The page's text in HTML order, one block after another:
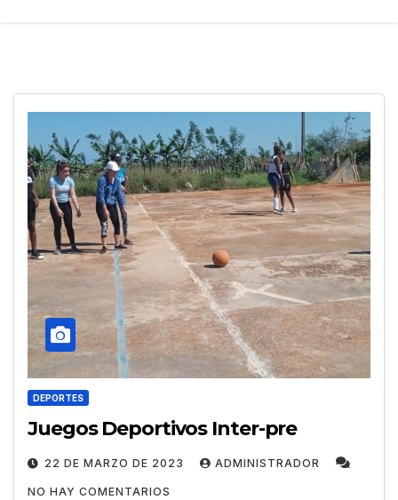
DEPORTES
Juegos Deportivos Inter-pre
22 DE MARZO DE 2023 ADMINISTRADOR
NO HAY COMENTARIOS